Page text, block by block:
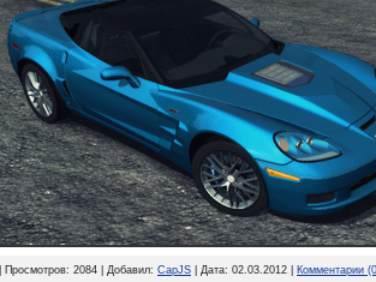
| Просмотров: 2084 | Добавил: CapJS | Дата: 02.03.2012 Комментарии